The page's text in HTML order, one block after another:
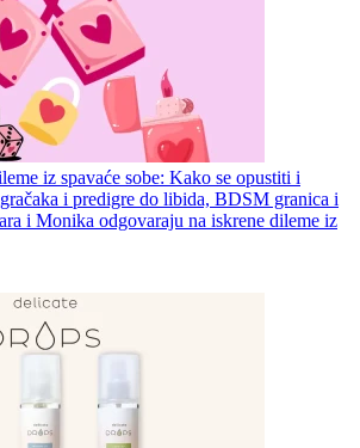
iz spavaće sobe: Kako se opustiti i
i predigre do libida, BDSM granica i
i Monika odgovaraju na iskrene dileme iz